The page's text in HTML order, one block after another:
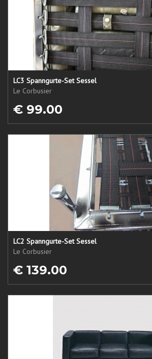
LC3 Spanngurte-Set Sessel
Le Corbusier
€ 99.00
LC2 Spanngurte-Set Sessel
Le Corbusier
€ 139.00